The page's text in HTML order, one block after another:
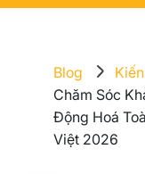
Blog
Chăm Sóc
Động Hoá
Việt 2026